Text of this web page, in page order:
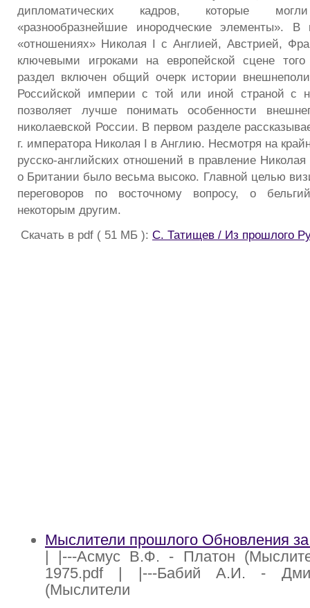
дипломатических кадров, которые
«разнообразнейшие инородческие элементы».
«отношениях» Николая I с Англией, Австрией,
ключевыми игроками на европейской сцене
раздел включен общий очерк истории
Российской империи с той или иной страной с
позволяет лучше понимать особенности
николаевской России. В первом разделе
г. императора Николая I в Англию. Несмотря на
русско-английских отношений в правление
о Британии было весьма высоко. Главной целью
переговоров по восточному вопросу, о
некоторым другим.
Скачать в pdf ( 51 МБ ): С. Татищев / Из прошлого
Мыслители прошлого Обновления
| |---Асмус В.Ф. - Платон
1975.pdf | |---Бабий А.И. -
(Мыслители